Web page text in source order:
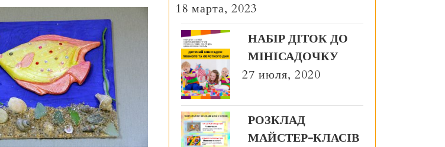
18 марта, 2023
НАБІР ДІТОК ДО
МІНІСАДОЧКУ
27 июля, 2020
РОЗКЛАД
МАЙСТЕР-КЛАСІВ